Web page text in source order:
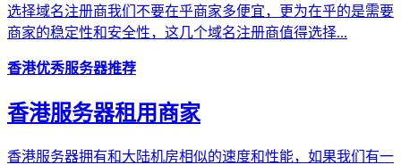
选择域名注册商我们不要在乎商家多便宜，更为在乎的是需要
商家的稳定性和安全性，这几个域名注册商值得选择...
香港优秀服务器推荐
香港服务器租用商家
香港服务器拥有和大陆机房相似的速度和性能，如果我们有一